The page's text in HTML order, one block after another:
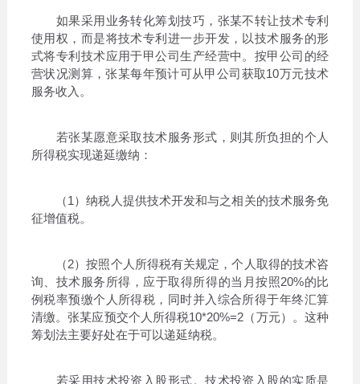
如果采用业务转化筹划技巧，张某不转让技术专利
使用权，而是将技术专利进一步开发，以技术服务的形
式将专利技术应用于甲公司生产经营中。按甲公司的经
营状况测算，张某每年预计可从甲公司获取10万元技术
服务收入。
若张某愿意采取技术服务形式，则其所负担的个人
所得税实现递延缴纳：
（1）纳税人提供技术开发和与之相关的技术服务免
征增值税。
（2）按照个人所得税有关规定，个人取得的技术咨
询、技术服务所得，应于取得所得的当月按照20%的比
例税率预缴个人所得税，同时并入综合所得于年终汇算
清缴。张某应预交个人所得税10*20%=2（万元）。这种
筹划法主要好处在于可以递延纳税。
若采用技术投资入股形式。技术投资入股的实质是